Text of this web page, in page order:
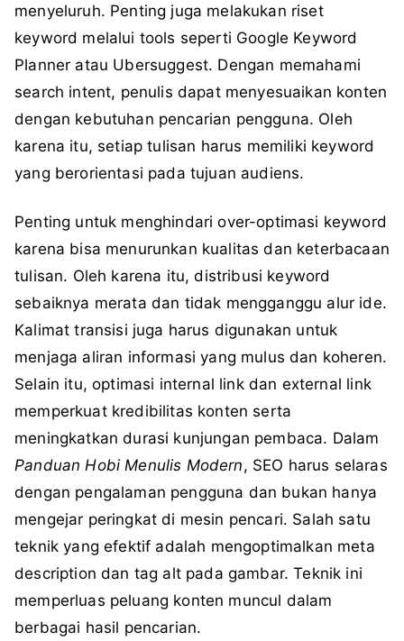
menyeluruh. Penting juga melakukan riset
keyword melalui tools seperti Google Keyword
Planner atau Ubersuggest. Dengan memahami
search intent, penulis dapat menyesuaikan konten
dengan kebutuhan pencarian pengguna. Oleh
karena itu, setiap tulisan harus memiliki keyword
yang berorientasi pada tujuan audiens.
Penting untuk menghindari over-optimasi keyword
karena bisa menurunkan kualitas dan keterbacaan
tulisan. Oleh karena itu, distribusi keyword
sebaiknya merata dan tidak mengganggu alur ide.
Kalimat transisi juga harus digunakan untuk
menjaga aliran informasi yang mulus dan koheren.
Selain itu, optimasi internal link dan external link
memperkuat kredibilitas konten serta
meningkatkan durasi kunjungan pembaca. Dalam
Panduan Hobi Menulis Modern, SEO harus selaras
dengan pengalaman pengguna dan bukan hanya
mengejar peringkat di mesin pencari. Salah satu
teknik yang efektif adalah mengoptimalkan meta
description dan tag alt pada gambar. Teknik ini
memperluas peluang konten muncul dalam
berbagai hasil pencarian.